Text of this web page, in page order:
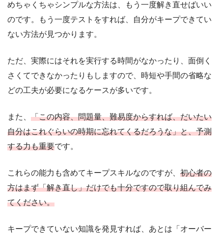
めちゃくちゃシンプルな方法は、もう一度解き直せばいい
のです。もう一度テストをすれば、自分がキープできてい
ない方法が見つかります。
ただ、実際にはそれを実行する時間がなかったり、面倒く
さくてできなかったりもしますので、時短や手間の省略な
どの工夫が必要になるケースが多いです。
また、 「この内容、問題量、難易度からすれば、だいたい
自分はこれぐらいの時期に忘れてくるだろうな」と、予測
する力も重要です。
これらの能力も含めてキープスキルなのですが、 初心者の
方はまず「解き直し」だけでも十分ですので取り組んでみ
てください。
キープできていない知識を発見すれば、あとは「オーバー